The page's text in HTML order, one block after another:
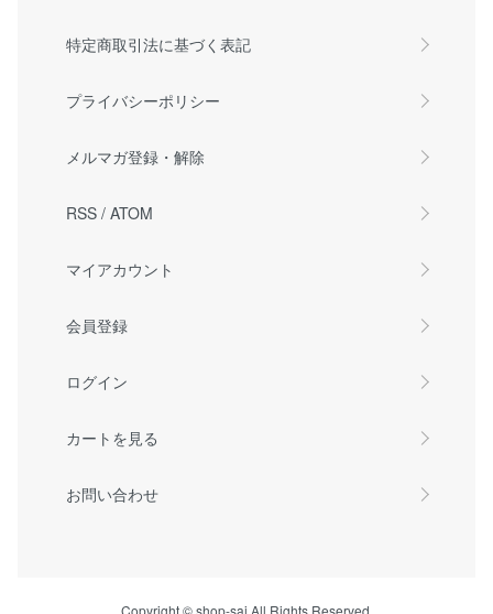
特定商取引法に基づく表記
プライバシーポリシー
メルマガ登録・解除
RSS / ATOM
マイアカウント
会員登録
ログイン
カートを見る
お問い合わせ
Copyright © shop-sai All Rights Reserved.